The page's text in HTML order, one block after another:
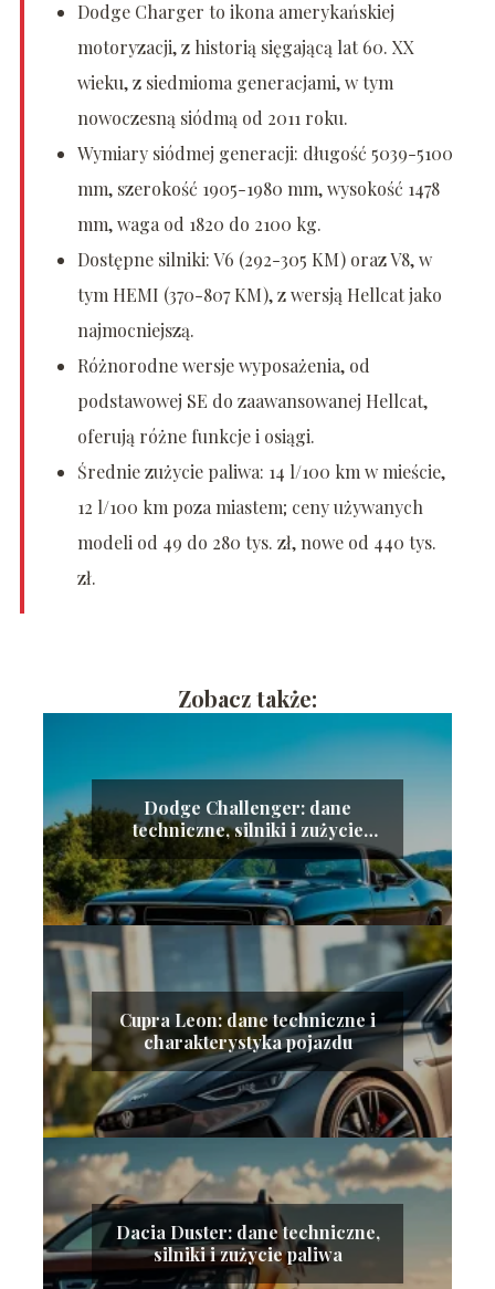
Dodge Charger to ikona amerykańskiej
motoryzacji, z historią sięgającą lat 60. XX
wieku, z siedmioma generacjami, w tym
nowoczesną siódmą od 2011 roku.
Wymiary siódmej generacji: długość 5039-5100
mm, szerokość 1905-1980 mm, wysokość 1478
mm, waga od 1820 do 2100 kg.
Dostępne silniki: V6 (292-305 KM) oraz V8, w
tym HEMI (370-807 KM), z wersją Hellcat jako
najmocniejszą.
Różnorodne wersje wyposażenia, od
podstawowej SE do zaawansowanej Hellcat,
oferują różne funkcje i osiągi.
Średnie zużycie paliwa: 14 l/100 km w mieście,
12 l/100 km poza miastem; ceny używanych
modeli od 49 do 280 tys. zł, nowe od 440 tys.
zł.
Zobacz także:
Dodge Challenger: dane
techniczne, silniki i zużycie
paliwa
Cupra Leon: dane techniczne i
charakterystyka pojazdu
Dacia Duster: dane techniczne,
silniki i zużycie paliwa